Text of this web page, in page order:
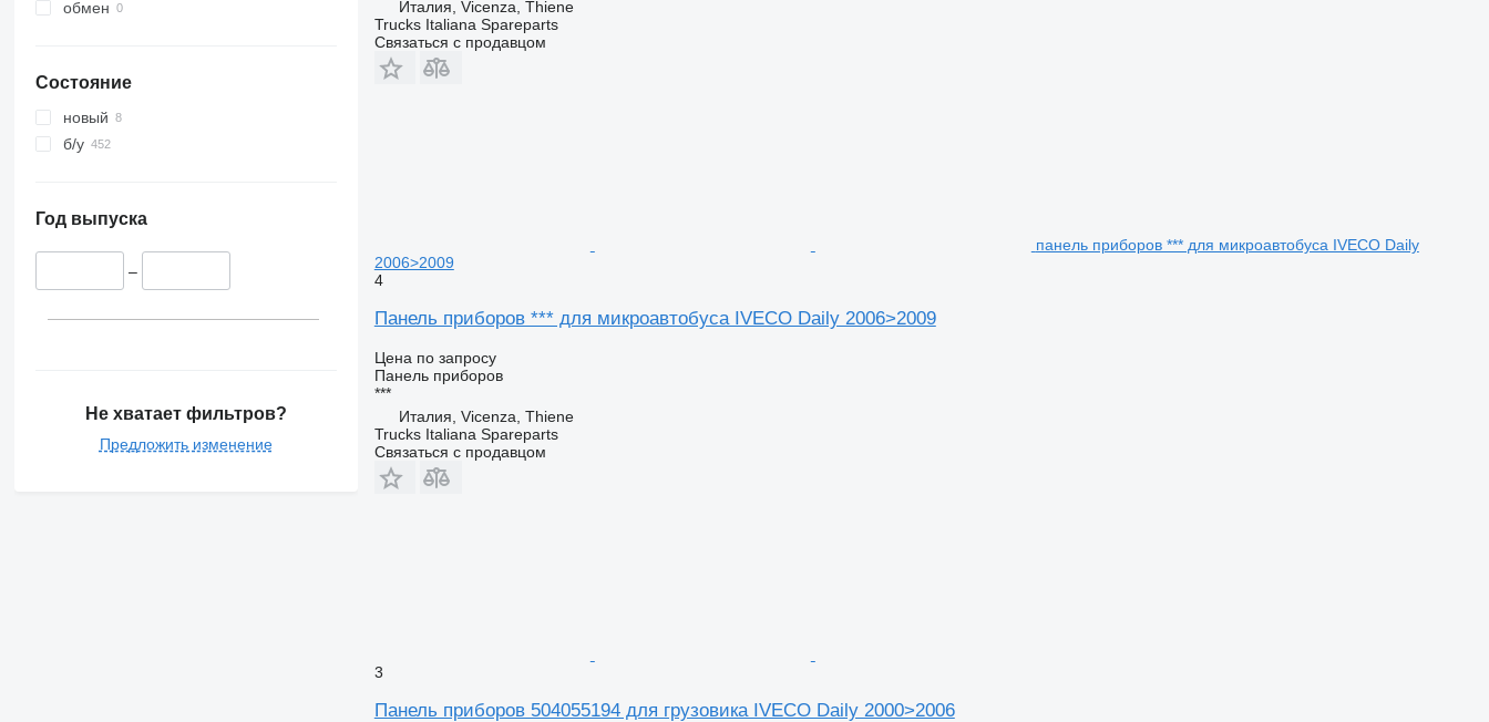
обмен
Состояние
новый
б/у
Год выпуска
–
Не хватает фильтров?
Предложить изменение
Италия, Vicenza, Thiene
Trucks Italiana Spareparts
Связаться с продавцом
панель приборов *** для микроавтобуса IVECO Daily
2006>2009
4
Панель приборов *** для микроавтобуса IVECO Daily 2006>2009
Цена по запросу
Панель приборов
***
Италия, Vicenza, Thiene
Trucks Italiana Spareparts
Связаться с продавцом
3
Панель приборов 504055194 для грузовика IVECO Daily 2000>2006